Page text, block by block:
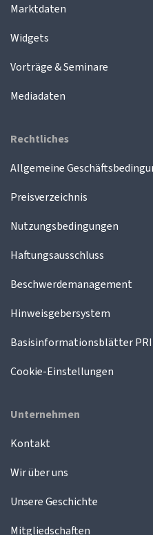
Marktdaten
Widgets
Vorträge & Seminare
Mediadaten
Rechtliches
Allgemeine
Preisverzeichnis
Nutzungsbedingungen
Haftungsausschluss
Beschwerdemanagement
Hinweisgebersystem
Basisinformationsblätter
Cookie-Einstellungen
Unternehmen
Kontakt
Wir über uns
Unsere Geschichte
Mitgliedschaften